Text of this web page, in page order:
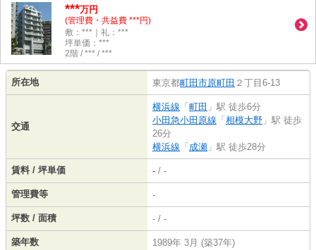
***万円
(管理費・共益費 ***円)
敷：***｜礼：***
坪単価：***
2階 / *** / ***
所在地 東京都町田市原町田 ２丁目6-13
交通
横浜線 「町田 」駅 徒歩6分
小田急小田原線 「相模大野 」駅 徒歩
26分
横浜線 「成瀬 」駅 徒歩28分
賃料 / 坪単価 - / -
管理費等 -
坪数 / 面積 - / -
築年数 1989年 3月 (築37年)